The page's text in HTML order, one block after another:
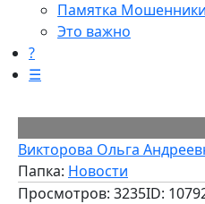
Памятка Мошенники
Это важно
?
☰
Викторова Ольга
Папка: Новости
Просмотров: 3235ID: